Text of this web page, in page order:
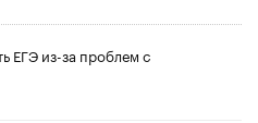
ЕГЭ из-за проблем с